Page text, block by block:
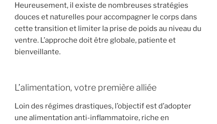
Heureusement, il existe de nombreuses stratégies
douces et naturelles pour accompagner le corps dans
cette transition et limiter la prise de poids au niveau du
ventre. L’approche doit être globale, patiente et
bienveillante.
L’alimentation, votre première alliée
Loin des régimes drastiques, l’objectif est d’adopter
une alimentation anti-inflammatoire, riche en